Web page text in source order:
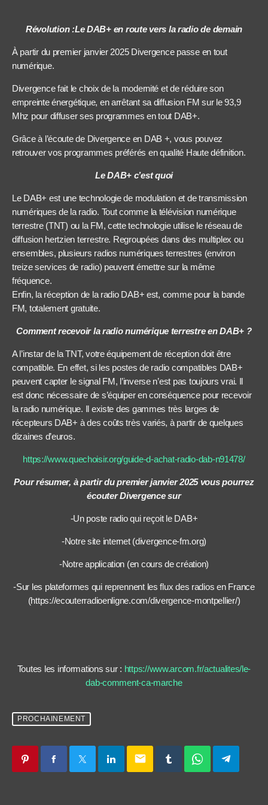
Révolution :Le DAB+ en route vers la radio de demain
À partir du premier janvier 2025 Divergence passe en tout
numérique.
Divergence fait le choix de la modernité et de réduire son
empreinte énergétique, en arrêtant sa diffusion FM sur le 93,9
Mhz pour diffuser ses programmes en tout DAB+.
Grâce à l’écoute de Divergence en DAB +, vous pouvez
retrouver vos programmes préférés en qualité Haute définition.
Le DAB+ c’est quoi
Le DAB+ est une technologie de modulation et de transmission
numériques de la radio. Tout comme la télévision numérique
terrestre (TNT) ou la FM, cette technologie utilise le réseau de
diffusion hertzien terrestre. Regroupées dans des multiplex ou
ensembles, plusieurs radios numériques terrestres (environ
treize services de radio) peuvent émettre sur la même
fréquence.
Enfin, la réception de la radio DAB+ est, comme pour la bande
FM, totalement gratuite.
Comment recevoir la radio numérique terrestre en DAB+ ?
A l’instar de la TNT, votre équipement de réception doit être
compatible. En effet, si les postes de radio compatibles DAB+
peuvent capter le signal FM, l’inverse n’est pas toujours vrai. Il
est donc nécessaire de s’équiper en conséquence pour recevoir
la radio numérique. Il existe des gammes très larges de
récepteurs DAB+ à des coûts très variés, à partir de quelques
dizaines d’euros.
https://www.quechoisir.org/guide-d-achat-radio-dab-n91478/
Pour résumer, à partir du premier janvier 2025 vous pourrez
écouter Divergence sur
-Un poste radio qui reçoit le DAB+
-Notre site internet (divergence-fm.org)
-Notre application (en cours de création)
-Sur les plateformes qui reprennent les flux des radios en France
(https://ecouterradioenligne.com/divergence-montpellier/)
Toutes les informations sur : https://www.arcom.fr/actualites/le-
dab-comment-ca-marche
PROCHAINEMENT
email